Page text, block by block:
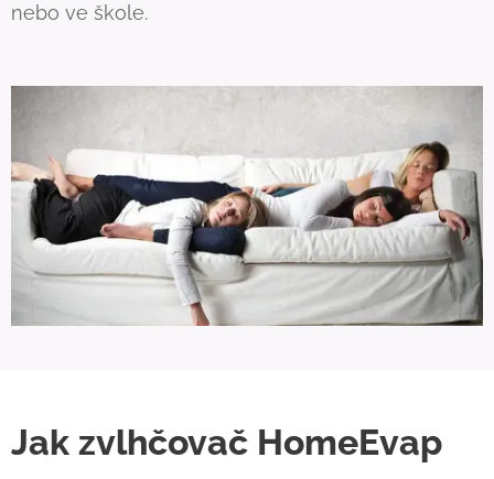
nebo ve škole.
Jak zvlhčovač HomeEvap